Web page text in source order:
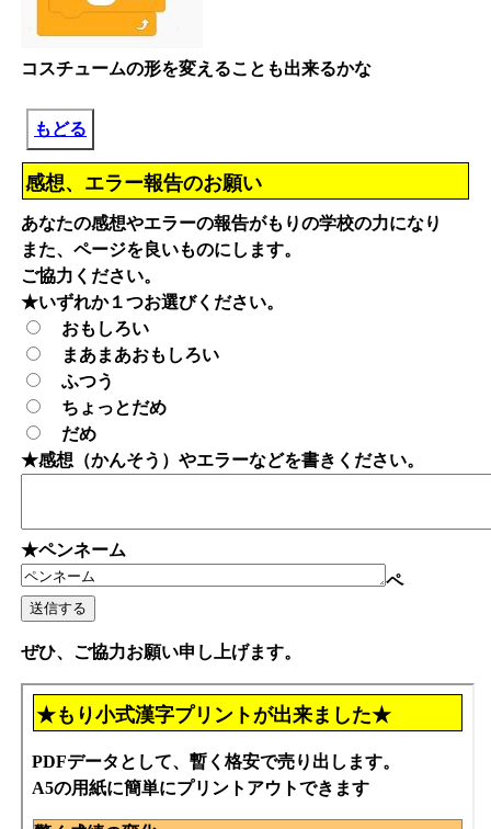
コスチュームの形を変えることも出来るかな
もどる
感想、エラー報告のお願い
あなたの感想やエラーの報告がもりの学校の力になり
また、ページを良いものにします。
ご協力ください。
★いずれか１つお選びください。
おもしろい
まあまあおもしろい
ふつう
ちょっとだめ
だめ
★感想（かんそう）やエラーなどを書きください。
★ペンネーム
ペ
ぜひ、ご協力お願い申し上げます。